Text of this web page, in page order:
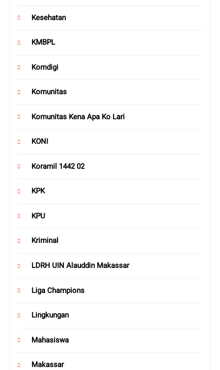
Kesehatan
KMBPL
Komdigi
Komunitas
Komunitas Kena Apa Ko Lari
KONI
Koramil 1442 02
KPK
KPU
Kriminal
LDRH UIN Alauddin Makassar
Liga Champions
Lingkungan
Mahasiswa
Makassar